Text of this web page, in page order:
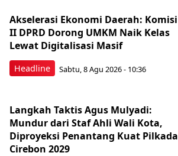
Headline
Akselerasi Ekonomi Daerah: Komisi
II DPRD Dorong UMKM Naik Kelas
Lewat Digitalisasi Masif
Sabtu, 8 Agu 2026 - 10:36
Langkah Taktis Agus Mulyadi:
Mundur dari Staf Ahli Wali Kota,
Diproyeksi Penantang Kuat Pilkada
Cirebon 2029